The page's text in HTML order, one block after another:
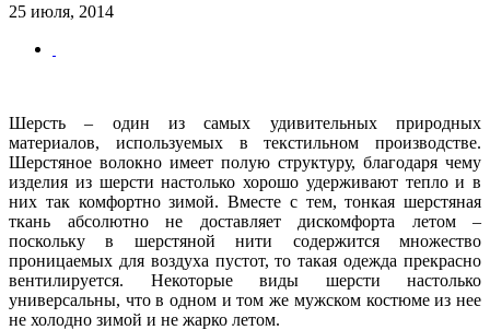
25 июля, 2014
Шерсть – один из самых удивительных природных
материалов, используемых в текстильном производстве.
Шерстяное волокно имеет полую структуру, благодаря чему
изделия из шерсти настолько хорошо удерживают тепло и в
них так комфортно зимой. Вместе с тем, тонкая шерстяная
ткань абсолютно не доставляет дискомфорта летом –
поскольку в шерстяной нити содержится множество
проницаемых для воздуха пустот, то такая одежда прекрасно
вентилируется. Некоторые виды шерсти настолько
универсальны, что в одном и том же мужском костюме из нее
не холодно зимой и не жарко летом.